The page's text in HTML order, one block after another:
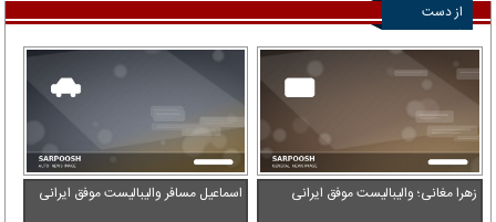
از دست
ندهید
زهرا مغانی؛ والیبالیست موفق ایرانی اسماعیل مسافر والیبالیست موفق ایرانی